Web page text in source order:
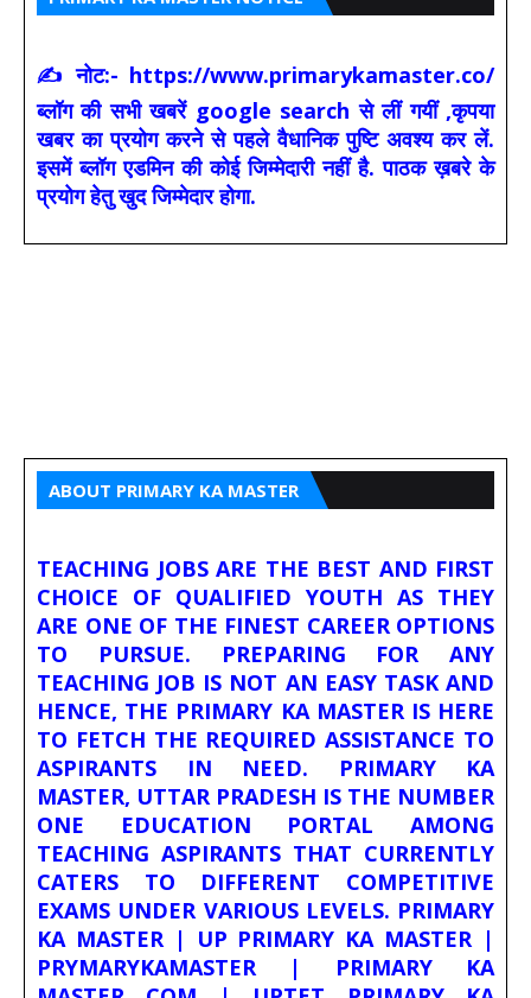
✍ नोट:- https://www.primarykamaster.co/
ब्लॉग की सभी खबरें google search से लीं गयीं ,कृपया
खबर का प्रयोग करने से पहले वैधानिक पुष्टि अवश्य कर लें.
इसमें ब्लॉग एडमिन की कोई जिम्मेदारी नहीं है. पाठक ख़बरे के
प्रयोग हेतु खुद जिम्मेदार होगा.
ABOUT PRIMARY KA MASTER
TEACHING JOBS ARE THE BEST AND FIRST
CHOICE OF QUALIFIED YOUTH AS THEY
ARE ONE OF THE FINEST CAREER OPTIONS
TO PURSUE. PREPARING FOR ANY
TEACHING JOB IS NOT AN EASY TASK AND
HENCE, THE PRIMARY KA MASTER IS HERE
TO FETCH THE REQUIRED ASSISTANCE TO
ASPIRANTS IN NEED. PRIMARY KA
MASTER, UTTAR PRADESH IS THE NUMBER
ONE EDUCATION PORTAL AMONG
TEACHING ASPIRANTS THAT CURRENTLY
CATERS TO DIFFERENT COMPETITIVE
EXAMS UNDER VARIOUS LEVELS. PRIMARY
KA MASTER | UP PRIMARY KA MASTER |
PRYMARYKAMASTER | PRIMARY KA